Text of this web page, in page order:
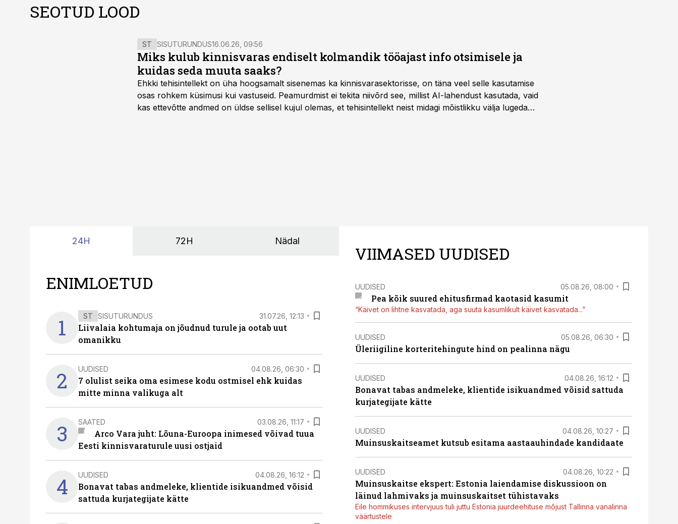
SEOTUD LOOD
ST SISUTURUNDUS16.06.26, 09:56
Miks kulub kinnisvaras endiselt kolmandik tööajast info otsimisele ja
kuidas seda muuta saaks?
Ehkki tehisintellekt on üha hoogsamalt sisenemas ka kinnisvarasektorisse, on täna veel selle kasutamise
osas rohkem küsimusi kui vastuseid. Peamurdmist ei tekita niivõrd see, millist AI-lahendust kasutada, vaid
kas ettevõtte andmed on üldse sellisel kujul olemas, et tehisintellekt neist midagi mõistlikku välja lugeda
24H 72H Nädal
ENIMLOETUD
1 ST SISUTURUNDUS 31.07.26, 12:13
Liivalaia kohtumaja on jõudnud turule ja ootab uut
omanikku
2 UUDISED 04.08.26, 06:30
7 olulist seika oma esimese kodu ostmisel ehk kuidas
mitte minna valikuga alt
3 SAATED 03.08.26, 11:17
Arco Vara juht: Lõuna-Euroopa inimesed võivad tuua
Eesti kinnisvaraturule uusi ostjaid
4 UUDISED 04.08.26, 16:12
Bonavat tabas andmeleke, klientide isikuandmed võisid
sattuda kurjategijate kätte
VIIMASED UUDISED
UUDISED 05.08.26, 08:00
Pea kõik suured ehitusfirmad kaotasid kasumit
“Käivet on lihtne kasvatada, aga suuta kasumlikult käivet kasvatada...”
UUDISED 05.08.26, 06:30
Üleriigiline korteritehingute hind on pealinna nägu
UUDISED 04.08.26, 16:12
Bonavat tabas andmeleke, klientide isikuandmed võisid sattuda
kurjategijate kätte
UUDISED 04.08.26, 10:27
Muinsuskaitseamet kutsub esitama aastaauhindade kandidaate
UUDISED 04.08.26, 10:22
Muinsuskaitse ekspert: Estonia laiendamise diskussioon on
läinud lahmivaks ja muinsuskaitset tühistavaks
Eile hommikuses intervjuus tuli juttu Estonia juurdeehituse mõjust Tallinna vanalinna
väärtustele